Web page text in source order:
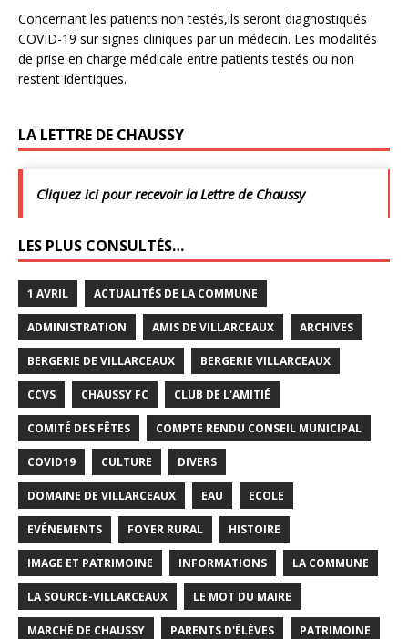
Concernant les patients non testés,ils seront diagnostiqués
COVID-19 sur signes cliniques par un médecin. Les modalités
de prise en charge médicale entre patients testés ou non
restent identiques.
LA LETTRE DE CHAUSSY
Cliquez ici pour recevoir la Lettre de Chaussy
LES PLUS CONSULTÉS…
1 AVRIL ACTUALITÉS DE LA COMMUNE
ADMINISTRATION AMIS DE VILLARCEAUX ARCHIVES
BERGERIE DE VILLARCEAUX BERGERIE VILLARCEAUX
CCVS CHAUSSY FC CLUB DE L'AMITIÉ
COMITÉ DES FÊTES COMPTE RENDU CONSEIL MUNICIPAL
COVID19 CULTURE DIVERS
DOMAINE DE VILLARCEAUX EAU ECOLE
EVÉNEMENTS FOYER RURAL HISTOIRE
IMAGE ET PATRIMOINE INFORMATIONS LA COMMUNE
LA SOURCE-VILLARCEAUX LE MOT DU MAIRE
MARCHÉ DE CHAUSSY PARENTS D'ÉLÈVES PATRIMOINE